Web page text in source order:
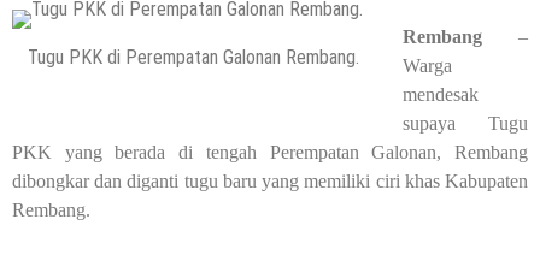
Tugu PKK di Perempatan Galonan Rembang.
Rembang –
Warga
mendesak
supaya Tugu
PKK yang berada di tengah Perempatan Galonan, Rembang
dibongkar dan diganti tugu baru yang memiliki ciri khas Kabupaten
Rembang.